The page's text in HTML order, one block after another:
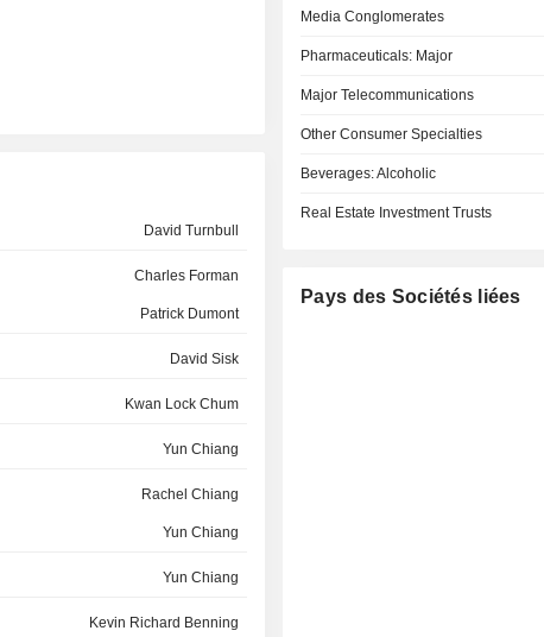
David Turnbull
Charles Forman
Patrick Dumont
David Sisk
Kwan Lock Chum
Yun Chiang
Rachel Chiang
Yun Chiang
Yun Chiang
Kevin Richard Benning
Media Conglomerates
Pharmaceuticals: Major
Major Telecommunications
Other Consumer Specialties
Beverages: Alcoholic
Real Estate Investment Trusts
Pays des Sociétés liées